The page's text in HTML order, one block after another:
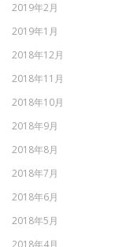
2019年2月
2019年1月
2018年12月
2018年11月
2018年10月
2018年9月
2018年8月
2018年7月
2018年6月
2018年5月
2018年4月